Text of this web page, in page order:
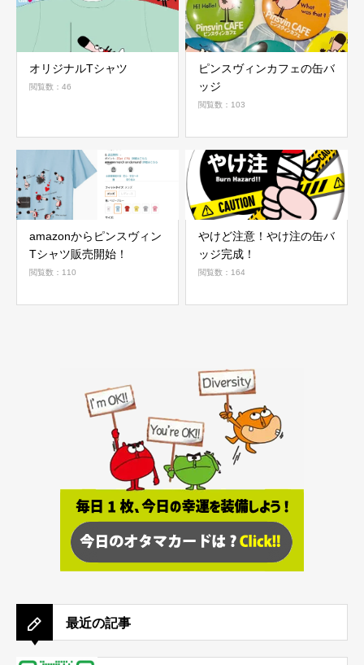
オリジナルTシャツ
閲覧数：46
ピンスヴィンカフェの缶バ
ッジ
閲覧数：103
amazonからピンスヴィン
Tシャツ販売開始！
閲覧数：110
やけど注意！やけ注の缶バ
ッジ完成！
閲覧数：164
最近の記事